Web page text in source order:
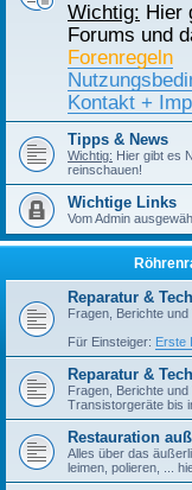
Wichtig: Hier
Forums und
Forenregeln
Kontakt +
Tipps & News
Wichtig: Hier gibt es
reinschauen!
Wichtige Links
Vom Admin
Reparatur &
Fragen, Berichte
Für Einsteiger: Erste
Reparatur &
Fragen, Berichte
Transistorgeräte bis
Restauration
Alles über das
leimen, polieren, ...